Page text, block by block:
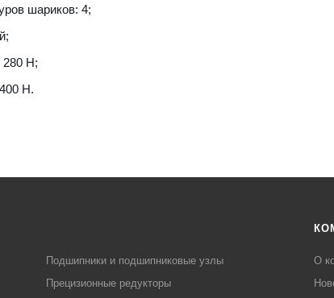
шариков: 4;
280 Н;
Н.
Подшипники и подшипниковые узлы
Прецизионные редукторы
О